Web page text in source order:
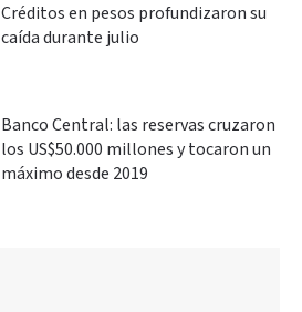
Créditos en pesos profundizaron su
caída durante julio
Banco Central: las reservas cruzaron
los US$50.000 millones y tocaron un
máximo desde 2019